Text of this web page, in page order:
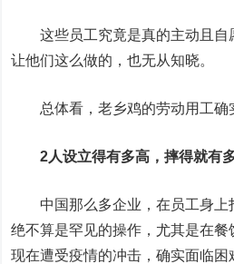
这些员工究竟是真的主动且自
让他们这么做的，也无从知晓。
总体看，老乡鸡的劳动用工确
2人设立得有多高，摔得就有
中国那么多企业，在员工身上
绝不算是罕见的操作，尤其是在
现在遭受疫情的冲击，确实面临